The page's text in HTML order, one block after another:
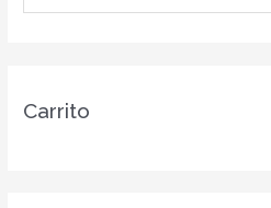
Carrito